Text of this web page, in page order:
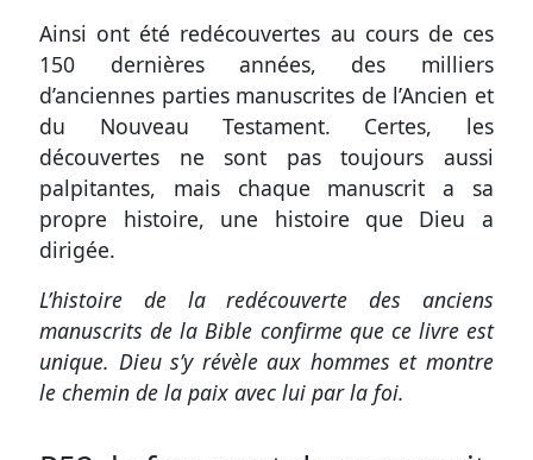
Ainsi ont été redécouvertes au cours de ces
150 dernières années, des milliers
d’anciennes parties manuscrites de l’Ancien et
du Nouveau Testament. Certes, les
découvertes ne sont pas toujours aussi
palpitantes, mais chaque manuscrit a sa
propre histoire, une histoire que Dieu a
dirigée.
L’histoire de la redécouverte des anciens
manuscrits de la Bible confirme que ce livre est
unique. Dieu s’y révèle aux hommes et montre
le chemin de la paix avec lui par la foi.